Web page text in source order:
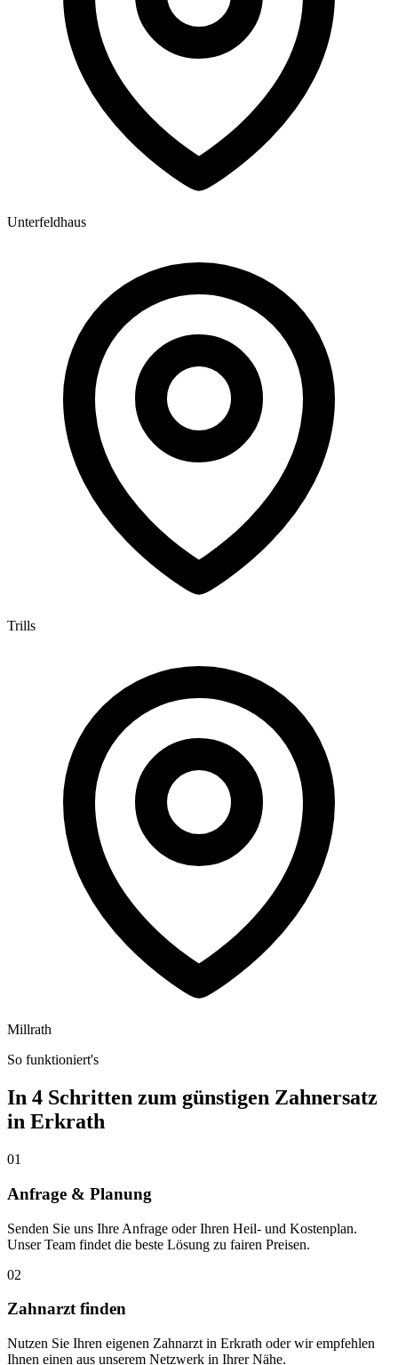
Unterfeldhaus
Trills
Millrath
So funktioniert's
In 4 Schritten zum günstigen Zahnersatz
in Erkrath
01
Anfrage & Planung
Senden Sie uns Ihre Anfrage oder Ihren Heil- und Kostenplan.
Unser Team findet die beste Lösung zu fairen Preisen.
02
Zahnarzt finden
Nutzen Sie Ihren eigenen Zahnarzt in Erkrath oder wir empfehlen
Ihnen einen aus unserem Netzwerk in Ihrer Nähe.